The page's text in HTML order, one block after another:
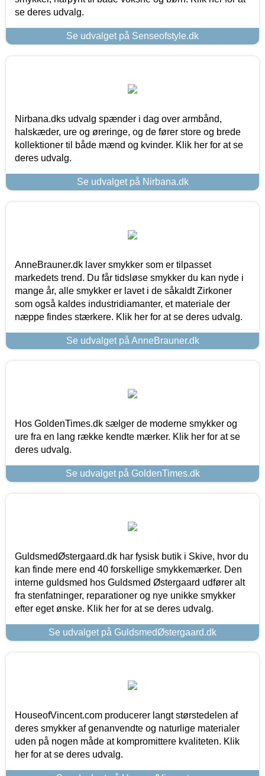
se deres udvalg.
Se udvalget på Senseofstyle.dk
Nirbana.dks udvalg spænder i dag over armbånd,
halskæder, ure og øreringe, og de fører store og brede
kollektioner til både mænd og kvinder. Klik her for at se
deres udvalg.
Se udvalget på Nirbana.dk
AnneBrauner.dk laver smykker som er tilpasset
markedets trend. Du får tidsløse smykker du kan nyde i
mange år, alle smykker er lavet i de såkaldt Zirkoner
som også kaldes industridiamanter, et materiale der
næppe findes stærkere. Klik her for at se deres udvalg.
Se udvalget på AnneBrauner.dk
Hos GoldenTimes.dk sælger de moderne smykker og
ure fra en lang række kendte mærker. Klik her for at se
deres udvalg.
Se udvalget på GoldenTimes.dk
GuldsmedØstergaard.dk har fysisk butik i Skive, hvor du
kan finde mere end 40 forskellige smykkemærker. Den
interne guldsmed hos Guldsmed Østergaard udfører alt
fra stenfatninger, reparationer og nye unikke smykker
efter eget ønske. Klik her for at se deres udvalg.
Se udvalget på GuldsmedØstergaard.dk
HouseofVincent.com producerer langt størstedelen af
deres smykker af genanvendte og naturlige materialer
uden på nogen måde at kompromittere kvaliteten. Klik
her for at se deres udvalg.